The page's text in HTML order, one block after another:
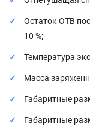
Остаток ОТВ
10 %;
Температура
Масса
Габаритные
Габаритные